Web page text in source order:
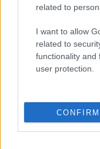
related to
I want to allow
related to
functionality and
user protection.
CONFIRM